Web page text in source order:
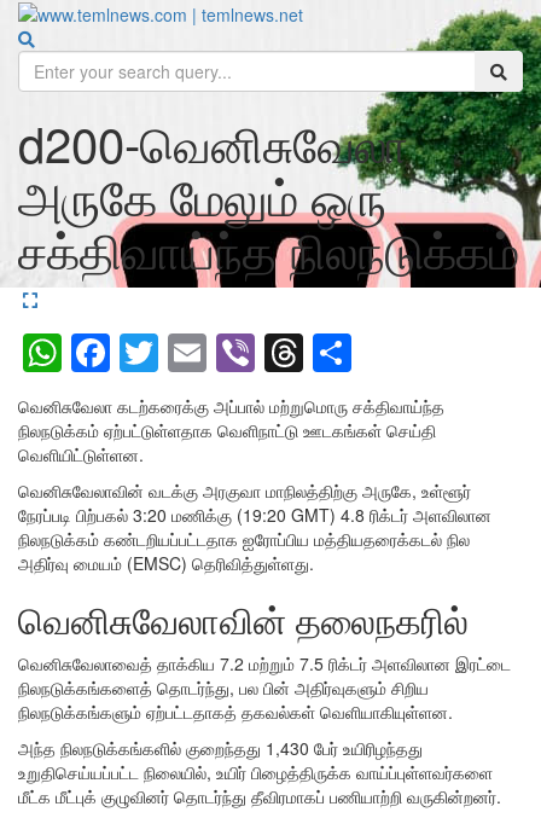
d200-வெனிசுவேலா
அருகே மேலும் ஒரு
சக்திவாய்ந்த நிலநடுக்கம்
WhatsApp
Facebook
Twitter
EmailViberThreads
வெனிசுவேலா கடற்கரைக்கு அப்பால் மற்றுமொரு சக்திவாய்ந்த
நிலநடுக்கம் ஏற்பட்டுள்ளதாக வெளிநாட்டு ஊடகங்கள் செய்தி
வெளியிட்டுள்ளன.
வெனிசுவேலாவின் வடக்கு அரகுவா மாநிலத்திற்கு அருகே, உள்ளூர்
நேரப்படி பிற்பகல் 3:20 மணிக்கு (19:20 GMT) 4.8 ரிக்டர் அளவிலான
நிலநடுக்கம் கண்டறியப்பட்டதாக ஐரோப்பிய மத்தியதரைக்கடல் நில
அதிர்வு மையம் (EMSC) தெரிவித்துள்ளது.
வெனிசுவேலாவின் தலைநகரில்
வெனிசுவேலாவைத் தாக்கிய 7.2 மற்றும் 7.5 ரிக்டர் அளவிலான இரட்டை
நிலநடுக்கங்களைத் தொடர்ந்து, பல பின் அதிர்வுகளும் சிறிய
நிலநடுக்கங்களும் ஏற்பட்டதாகத் தகவல்கள் வெளியாகியுள்ளன.
அந்த நிலநடுக்கங்களில் குறைந்தது 1,430 பேர் உயிரிழந்தது
உறுதிசெய்யப்பட்ட நிலையில், உயிர் பிழைத்திருக்க வாய்ப்புள்ளவர்களை
மீட்க மீட்புக் குழுவினர் தொடர்ந்து தீவிரமாகப் பணியாற்றி வருகின்றனர்.